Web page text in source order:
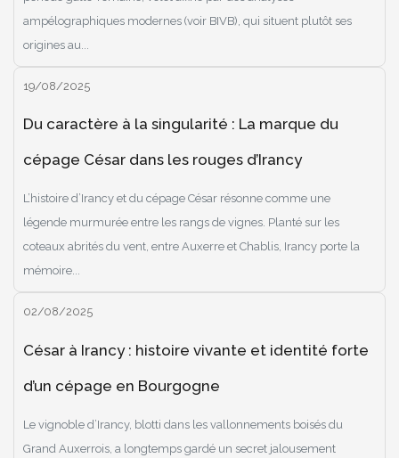
ampélographiques modernes (voir BIVB), qui situent plutôt ses
origines au...
19/08/2025
Du caractère à la singularité : La marque du
cépage César dans les rouges d’Irancy
L’histoire d’Irancy et du cépage César résonne comme une
légende murmurée entre les rangs de vignes. Planté sur les
coteaux abrités du vent, entre Auxerre et Chablis, Irancy porte la
mémoire...
02/08/2025
César à Irancy : histoire vivante et identité forte
d’un cépage en Bourgogne
Le vignoble d’Irancy, blotti dans les vallonnements boisés du
Grand Auxerrois, a longtemps gardé un secret jalousement